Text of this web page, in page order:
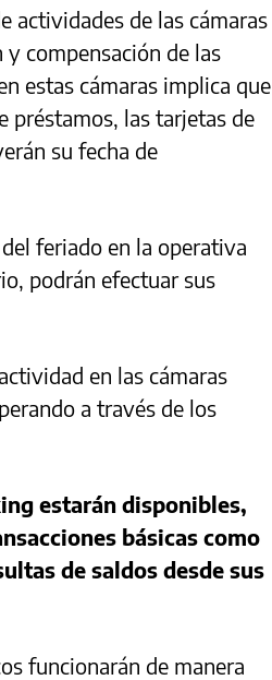
actividades de las cámaras
compensación de las
estas cámaras implica que
préstamos, las tarjetas de
su fecha de
feriado en la operativa
podrán efectuar sus
en las cámaras
a través de los
estarán disponibles,
básicas como
de saldos desde sus
funcionarán de manera